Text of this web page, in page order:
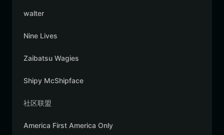
walter
Nine Lives
Zaibatsu Wagies
Shipy McShipface
社区联盟
America First America Only